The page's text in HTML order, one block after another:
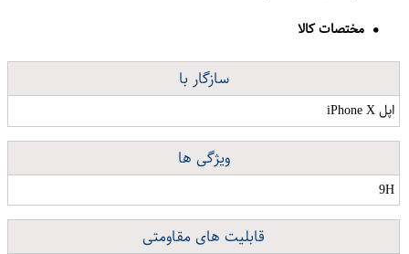
مختصات کالا
سازگار با
اپل iPhone X
ویژگی ها
9H
قابلیت های مقاومتی